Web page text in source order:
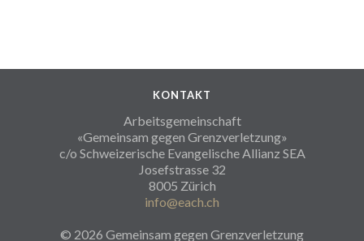
KONTAKT
Arbeitsgemeinschaft
«Gemeinsam gegen Grenzverletzung»
c/o Schweizerische Evangelische Allianz SEA
Josefstrasse 32
8005 Zürich
info@each.ch
© 2026 Gemeinsam gegen Grenzverletzung